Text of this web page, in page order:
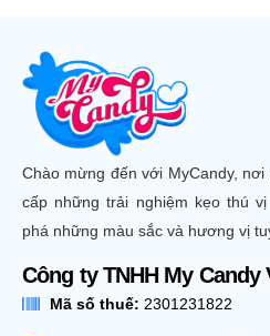
Chào mừng đến với MyCandy,
cấp những trải nghiệm kẹo thú
phá những màu sắc và hương vị
Công ty TNHH My Candy
Mã số thuế: 2301231822